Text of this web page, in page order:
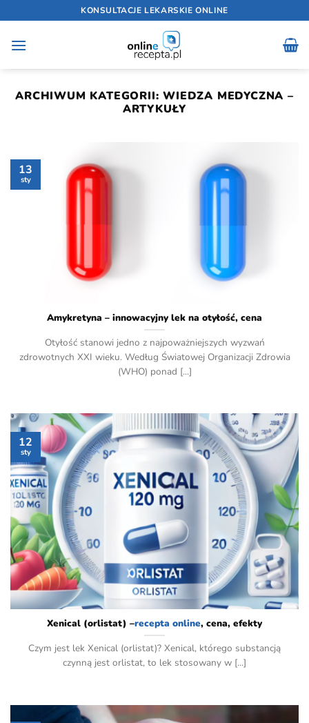
do
zawartości
KONSULTACJE LEKARSKIE ONLINE
ARCHIWUM KATEGORII:WIEDZA MEDYCZNA –
ARTYKUŁY
Amykretyna – innowacyjny lek na otyłość, cena
Otyłość stanowi jedno z najpoważniejszych wyzwań
zdrowotnych XXI wieku. Według Światowej Organizacji Zdrowia
(WHO) ponad [...]
13
sty
recepta online
, cena, efekty">
Xenical (orlistat) –recepta online, cena, efekty
Czym jest lek Xenical (orlistat)? Xenical, którego substancją
czynną jest orlistat, to lek stosowany w [...]
12
sty